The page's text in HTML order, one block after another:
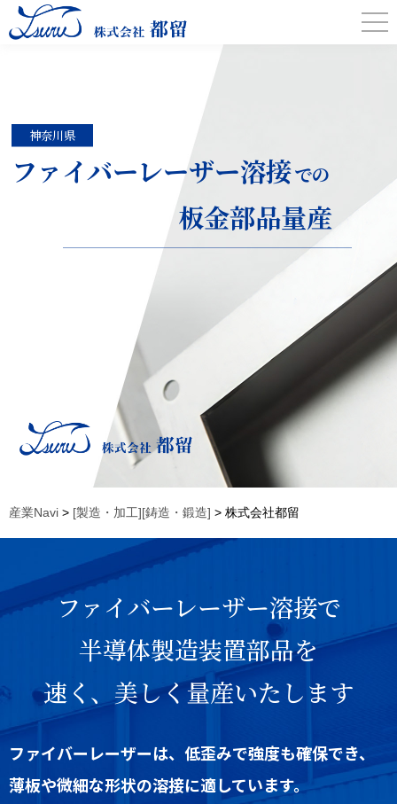
神奈川県
ファイバーレーザー溶接での
板金部品量産
産業Navi > [製造・加工][鋳造・鍛造] > 株式会社都留
ファイバーレーザー溶接で
半導体製造装置部品を
速く、美しく量産いたします
ファイバーレーザーは、低歪みで強度も確保でき、
薄板や微細な形状の溶接に適しています。